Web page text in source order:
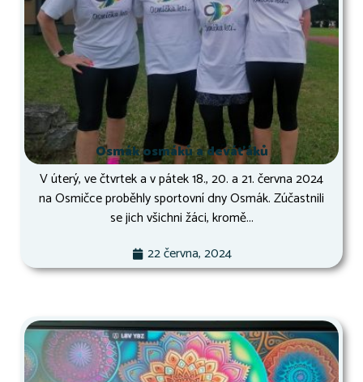
Osmák osmáků a deváťáků
V úterý, ve čtvrtek a v pátek 18., 20. a 21. června 2024
na Osmičce proběhly sportovní dny Osmák. Zúčastnili
se jich všichni žáci, kromě...
22 června, 2024